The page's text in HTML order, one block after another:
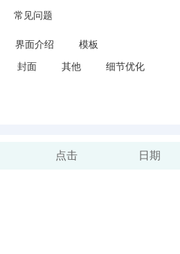
常见问题
界面介绍 模板
封面 其他 细节优化
点击 日期